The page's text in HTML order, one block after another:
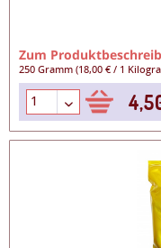
Zum
250 Gramm(18,00 € / 1